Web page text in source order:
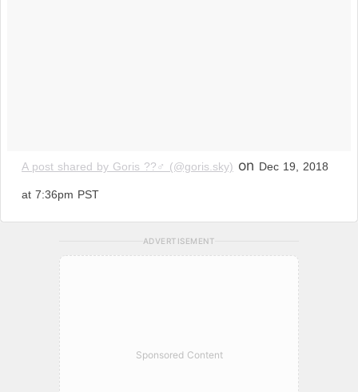
A post shared by Goris ??‍♂️ (@goris.sky) on Dec 19, 2018
at 7:36pm PST
ADVERTISEMENT
Sponsored Content